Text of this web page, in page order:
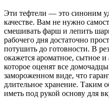
Эти тефтели — это синоним
качестве. Вам не нужно
смешивать фарш и лепить
рабочего дня достаточно
потушить до готовности. В
окажется ароматное, сытное
которое оценят все
замороженном виде, что
длительное хранение. Таким
иметь под рукой основу для